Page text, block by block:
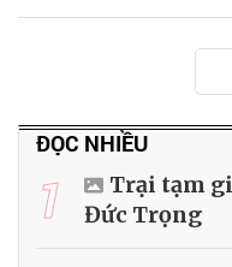
ĐỌC NHIỀU
1
Trại tạm
Đức Trọng